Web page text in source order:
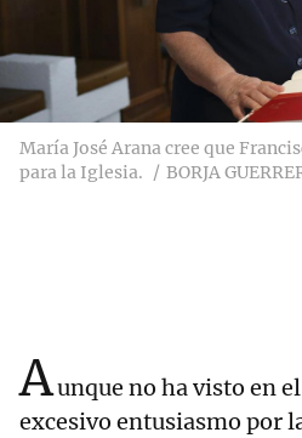
María José Arana cree que
para la Iglesia.
BORJA
Aunque no ha visto en el
excesivo entusiasmo por